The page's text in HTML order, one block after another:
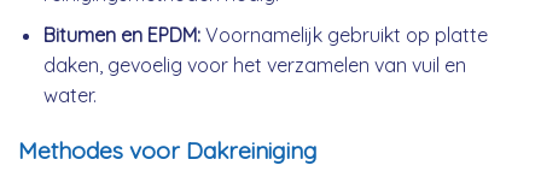
Bitumen en EPDM:Voornamelijk gebruikt op platte
daken, gevoelig voor het verzamelen van vuil en
water.
Methodes voor Dakreiniging